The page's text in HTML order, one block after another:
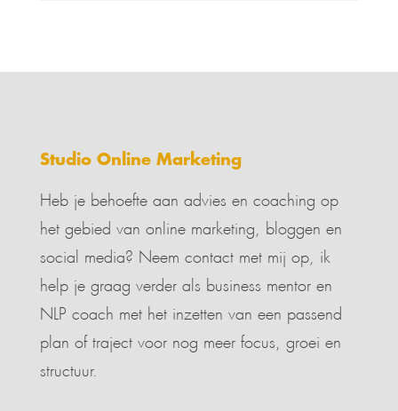
Studio Online Marketing
Heb je behoefte aan advies en coaching op
het gebied van online marketing, bloggen en
social media? Neem contact met mij op, ik
help je graag verder als business mentor en
NLP coach met het inzetten van een passend
plan of traject voor nog meer focus, groei en
structuur.